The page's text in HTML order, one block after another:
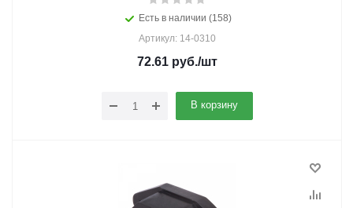
Есть в наличии (158)
Артикул: 14-0310
72.61 руб./шт
В корзину